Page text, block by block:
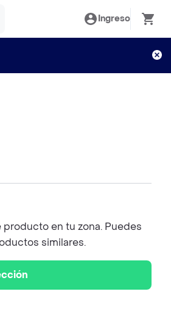
Ingreso
en tu zona. Puedes
similares.